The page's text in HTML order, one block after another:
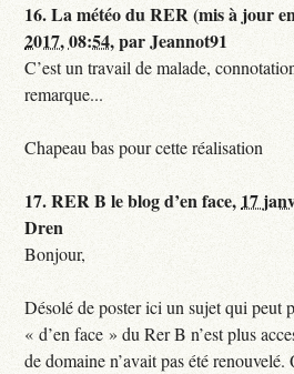
16.La météo du RER (mis à jour
2017, 08:54,parJeannot91
C’est un travail de malade,
remarque...
Chapeau bas pour cette réalisation
17.RER B le blog d’en face, 17
Dren
Bonjour,
Désolé de poster ici un sujet qui peut
« d’en face » du Rer B n’est plus
de domaine n’avait pas été renouvelé.